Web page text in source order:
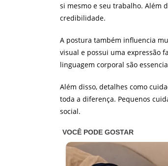
si mesmo e seu trabalho. Além
credibilidade.
A postura também influencia
visual e possui uma expressão
linguagem corporal são
Além disso, detalhes como
toda a diferença. Pequenos
social.